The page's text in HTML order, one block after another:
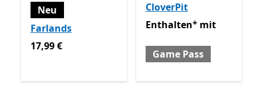
Neu
Farlands
17,99 €
17,99 €
CloverPit
Enthalten mit Game Pass
Enthalten+ mit
Game Pass